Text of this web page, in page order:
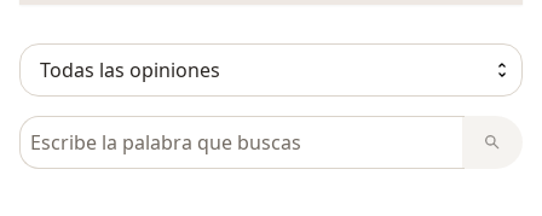
Busca en opiniones